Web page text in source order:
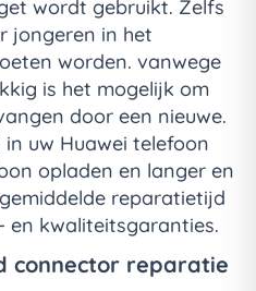
wordt gebruikt. Zelfs
jongeren in het
worden. vanwege
is het mogelijk om
door een nieuwe.
uw Huawei telefoon
opladen en langer en
reparatietijd
en kwaliteitsgaranties.
connector reparatie